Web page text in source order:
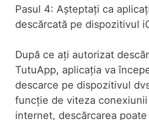
Pasul 4: Așteptați ca
descărcată pe dispozitivul
După ce ați autorizat
TutuApp, aplicația va
descarce pe dispozitivul
funcție de viteza conexiunii
internet, descărcarea